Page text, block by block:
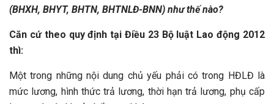
(BHXH, BHYT, BHTN, BHTNLĐ-BNN) như thế nào?
Căn cứ theo quy định tại Điều 23 Bộ luật Lao động 2012
thì:
Một trong những nội dung chủ yếu phải có trong HĐLĐ là
mức lương, hình thức trả lương, thời hạn trả lương, phụ cấp